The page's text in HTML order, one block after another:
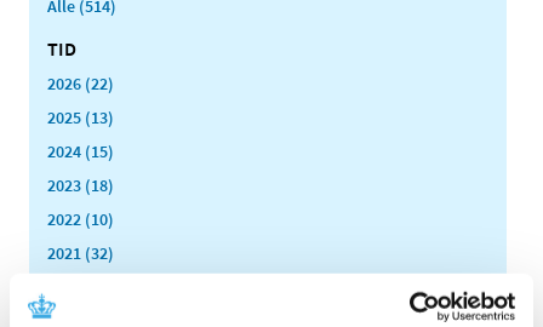
Alle (514)
TID
2026 (22)
2025 (13)
2024 (15)
2023 (18)
2022 (10)
2021 (32)
2019 (41)